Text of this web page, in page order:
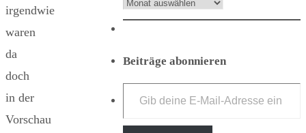
irgendwie
waren
da
doch
in der
Vorschau
Beiträge abonnieren
Gib deine E-Mail-Adresse ein ...